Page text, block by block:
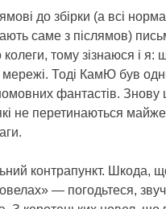
до збірки (а всі
саме з післямов)
колеги, тому зізнаюся і
мережі. Тоді КамЮ був
фантастів. Знову
не перетинаються
контрапункт. Шкода,
— погодьтеся,